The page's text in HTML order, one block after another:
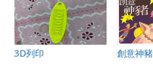
3D列印 創意神豬